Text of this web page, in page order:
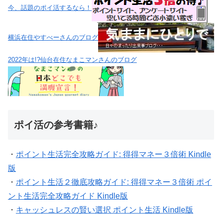
今、話題のポイ活するなら！
横浜在住やすべーさんのブログ
2022年は!?仙台在住なまこマンさんのブログ
ポイ活の参考書籍♪
・ ポイント生活完全攻略ガイド: 得得マネー３倍術 Kindle
版
・ ポイント生活２徹底攻略ガイド: 得得マネー３倍術 ポイ
ント生活完全攻略ガイド Kindle版
・ キャッシュレスの賢い選択 ポイント生活 Kindle版